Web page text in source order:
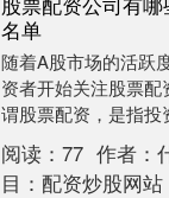
名单
随着A股市场的活跃
资者开始关注股票
谓股票配资，是指投
得额外的资金用于股
益。然而，市场....
阅读： 77 作者：
目： 配资炒股网站